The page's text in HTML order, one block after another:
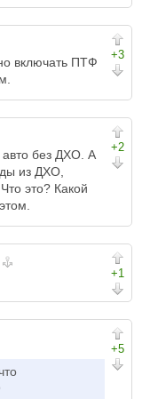
+3
включать ПТФ
+2
авто без ДХО. А
из ДХО,
это? Какой
+1
+5